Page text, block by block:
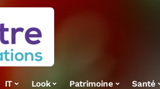
IT Look Patrimoine Santé